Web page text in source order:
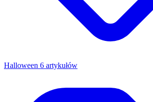
Halloween 6 artykułów